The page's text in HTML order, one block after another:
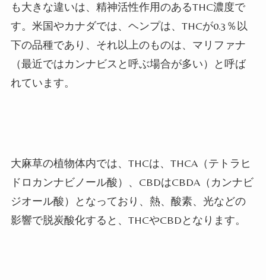
も大きな違いは、精神活性作用のあるTHC濃度で
す。米国やカナダでは、ヘンプは、 THCが0.3 ％以
下の品種であり、それ以上のものは、マリファナ
（最近ではカンナビスと呼ぶ場合が多い）と呼ば
れています。
大麻草の植物体内では、 THCは、 THCA（テトラヒ
ドロカンナビノール酸）、 CBDはCBDA（カンナビ
ジオール酸）となっており、熱、酸素、光などの
影響で脱炭酸化すると、 THCやCBDとなります。